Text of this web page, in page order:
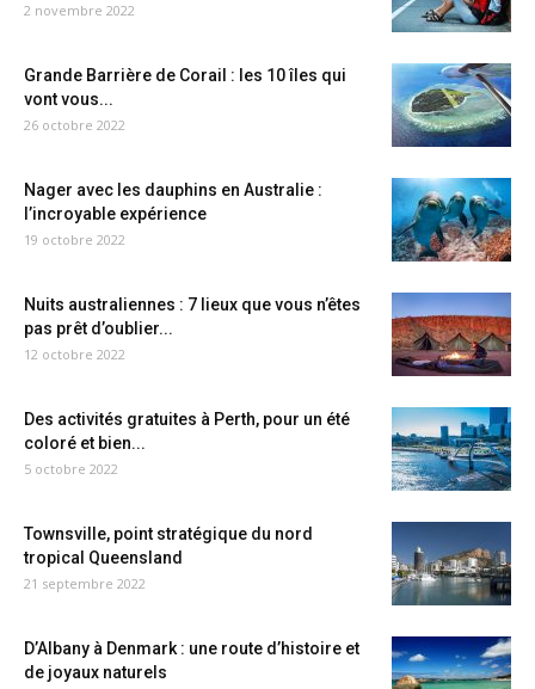
2 novembre 2022
Grande Barrière de Corail : les 10 îles qui
vont vous...
26 octobre 2022
Nager avec les dauphins en Australie :
l’incroyable expérience
19 octobre 2022
Nuits australiennes : 7 lieux que vous n’êtes
pas prêt d’oublier...
12 octobre 2022
Des activités gratuites à Perth, pour un été
coloré et bien...
5 octobre 2022
Townsville, point stratégique du nord
tropical Queensland
21 septembre 2022
D’Albany à Denmark : une route d’histoire et
de joyaux naturels